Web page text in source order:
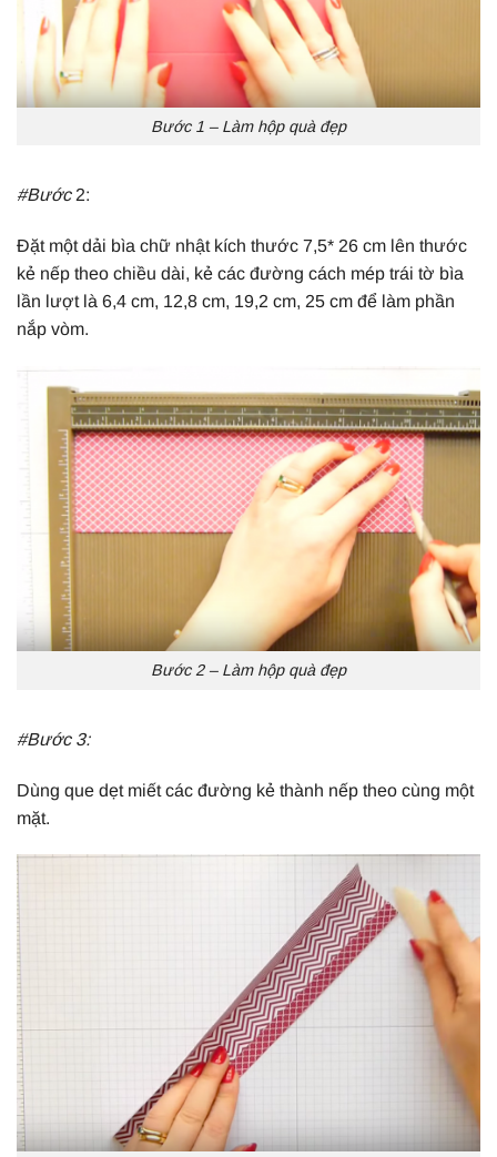
Bước 1 – Làm hộp quà đẹp
#Bước2:
Đặt một dải bìa chữ nhật kích thước 7,5* 26 cm lên thước
kẻ nếp theo chiều dài, kẻ các đường cách mép trái tờ bìa
lần lượt là 6,4 cm, 12,8 cm, 19,2 cm, 25 cm để làm phần
nắp vòm.
Bước 2 – Làm hộp quà đẹp
#Bước 3:
Dùng que dẹt miết các đường kẻ thành nếp theo cùng một
mặt.